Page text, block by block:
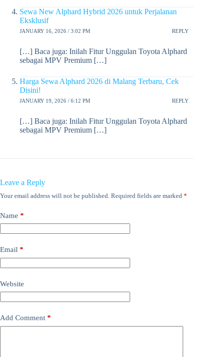
Sewa New Alphard Hybrid 2026 untuk Perjalanan
Eksklusif
JANUARY 16, 2026 / 3:02 PM REPLY
[…] Baca juga: Inilah Fitur Unggulan Toyota Alphard
sebagai MPV Premium […]
Harga Sewa Alphard 2026 di Malang Terbaru, Cek
Disini!
JANUARY 19, 2026 / 6:12 PM REPLY
[…] Baca juga: Inilah Fitur Unggulan Toyota Alphard
sebagai MPV Premium […]
Leave a Reply
Your email address will not be published. Required fields are marked *
Name *
Email *
Website
Add Comment *